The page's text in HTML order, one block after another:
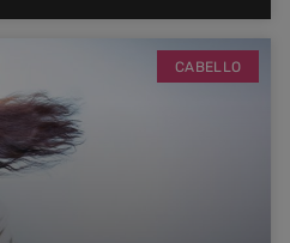
CABELLO